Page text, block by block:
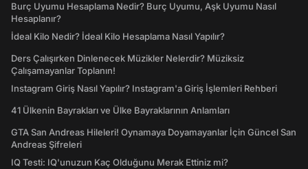
Burç Uyumu Hesaplama Nedir? Burç Uyumu, Aşk Uyumu Nasıl
Hesaplanır?
İdeal Kilo Nedir? İdeal Kilo Hesaplama Nasıl Yapılır?
Ders Çalışırken Dinlenecek Müzikler Nelerdir? Müziksiz
Çalışamayanlar Toplanın!
Instagram Giriş Nasıl Yapılır? Instagram'a Giriş İşlemleri Rehberi
41 Ülkenin Bayrakları ve Ülke Bayraklarının Anlamları
GTA San Andreas Hileleri! Oynamaya Doyamayanlar İçin Güncel San
Andreas Şifreleri
IQ Testi: IQ'unuzun Kaç Olduğunu Merak Ettiniz mi?